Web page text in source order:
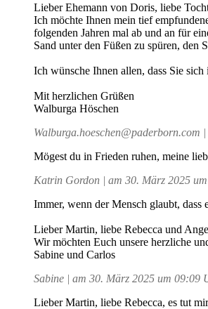
Lieber Ehemann von Doris, liebe
Ich möchte Ihnen mein tief
folgenden Jahren mal ab und an für
Sand unter den Füßen zu spüren, den
Ich wünsche Ihnen allen, dass Sie
Mit herzlichen Grüßen
Walburga Höschen
Mögest du in Frieden ruhen, meine
Katrin Gordon | am 30. März 2025
Immer, wenn der Mensch glaubt,
Lieber Martin, liebe Rebecca und
Wir möchten Euch unsere herzliche
Sabine und Carlos
Sabine | am 30. März 2025 um 09:09
Lieber Martin, liebe Rebecca, es tut